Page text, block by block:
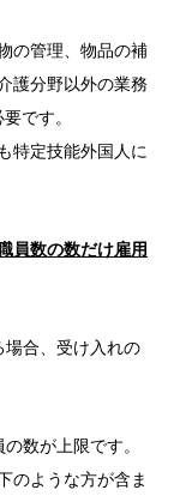
の管理、物品の補
護分野以外の業務
です。
特定技能外国人に
員数の数だけ雇用
合、受け入れの
数が上限です。
のような方が含ま